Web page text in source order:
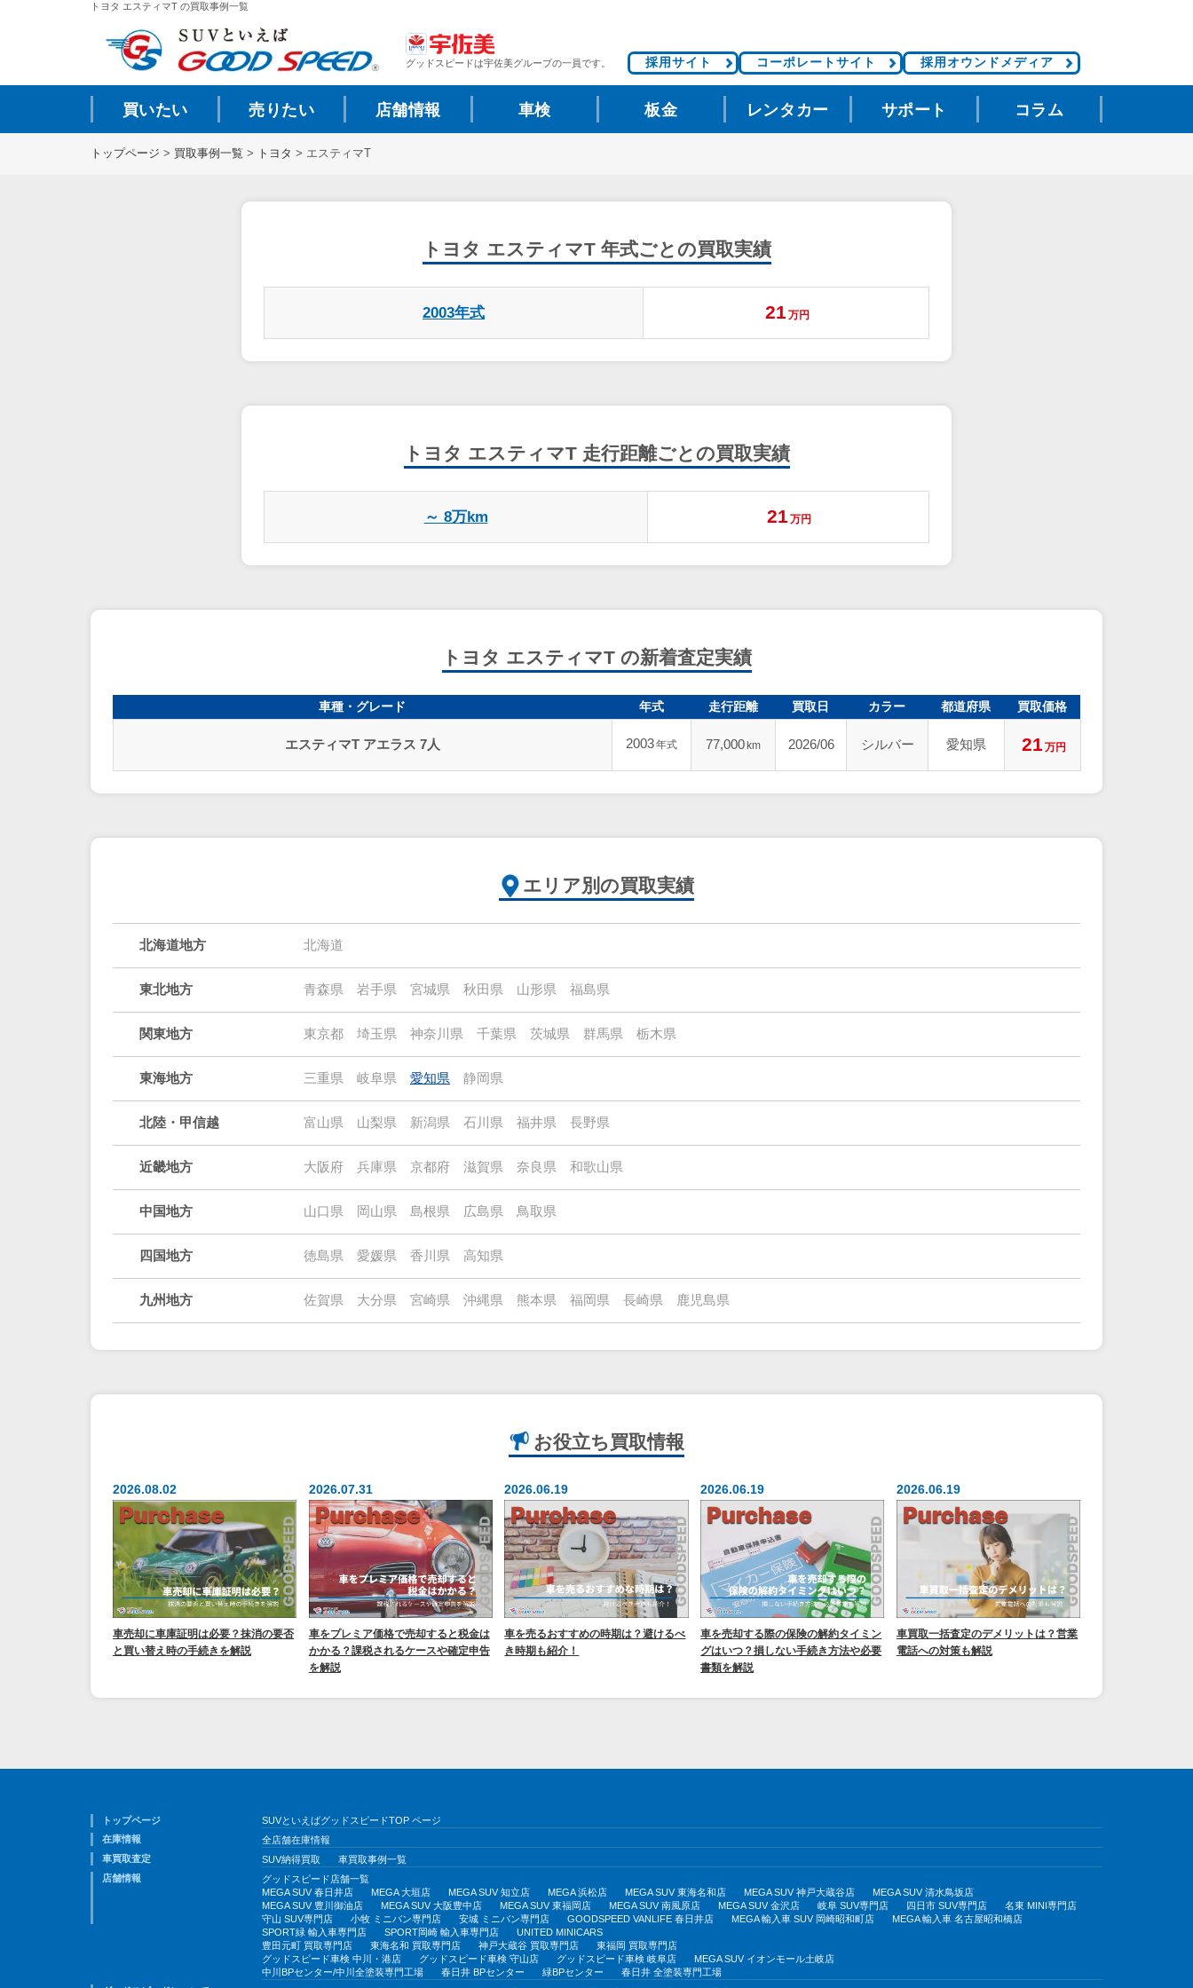
トヨタ エスティマT の買取事例一覧
グッドスピードは宇佐美グループの一員です。 採用サイト コーポレートサイト 採用オウンドメディア
買いたい 売りたい 店舗情報 車検 板金 レンタカー サポート コラム
トップページ > 買取事例一覧 > トヨタ > エスティマT
トヨタ エスティマT 年式ごとの買取実績
2003年式 21万円
トヨタ エスティマT 走行距離ごとの買取実績
～ 8万km 21万円
トヨタ エスティマT の新着査定実績
車種・グレード 年式 走行距離 買取日 カラー 都道府県 買取価格
エスティマT アエラス 7人 2003年式 77,000 km 2026/06 シルバー 愛知県 21万円
エリア別の買取実績
北海道地方 北海道
東北地方 青森県 岩手県 宮城県 秋田県 山形県 福島県
関東地方 東京都 埼玉県 神奈川県 千葉県 茨城県 群馬県 栃木県
東海地方 三重県 岐阜県 愛知県 静岡県
北陸・甲信越 富山県 山梨県 新潟県 石川県 福井県 長野県
近畿地方 大阪府 兵庫県 京都府 滋賀県 奈良県 和歌山県
中国地方 山口県 岡山県 島根県 広島県 鳥取県
四国地方 徳島県 愛媛県 香川県 高知県
九州地方 佐賀県 大分県 宮崎県 沖縄県 熊本県 福岡県 長崎県 鹿児島県
お役立ち 買取情報
2026.08.02
車売却に車庫証明は必要？抹消の要否
と買い替え時の手続きを解説
2026.07.31
車をプレミア価格で売却すると税金は
かかる？課税されるケースや確定申告
を解説
2026.06.19
車を売るおすすめの時期は？避けるべ
き時期も紹介！
2026.06.19
車を売却する際の保険の解約タイミン
グはいつ？損しない手続き方法や必要
書類を解説
2026.06.19
車買取一括査定のデメリットは？営業
電話への対策も解説
トップページ
SUVといえばグッドスピードTOP ページ
在庫情報
全店舗在庫情報
車買取査定
SUV納得買取
車買取事例一覧
店舗情報
グッドスピード店舗一覧
MEGA SUV 春日井店
MEGA 大垣店 MEGA SUV 知立店 MEGA 浜松店 MEGA SUV 東海名和店 MEGA SUV 神戸大蔵谷店
MEGA SUV 清水鳥坂店
MEGA SUV 豊川御油店
MEGA SUV 大阪豊中店 MEGA SUV 東福岡店 MEGA SUV 南風原店 MEGA SUV 金沢店 岐阜 SUV専門店 四日市 SUV専門店
名東 MINI専門店
守山 SUV専門店
小牧 ミニバン専門店 安城 ミニバン専門店 GOODSPEED VANLIFE 春日井店 MEGA 輸入車 SUV 岡崎昭和町店
MEGA 輸入車 名古屋昭和橋店
SPORT緑 輸入車専門店
SPORT岡崎 輸入車専門店
UNITED MINICARS
豊田元町 買取専門店
東海名和 買取専門店 神戸大蔵谷 買取専門店
東福岡 買取専門店
グッドスピード車検 中川・港店
グッドスピード車検 守山店 グッドスピード車検 岐阜店
MEGA SUV イオンモール土岐店
中川BPセンター/中川全塗装専門工場
春日井 BPセンター 緑BPセンター
春日井 全塗装専門工場